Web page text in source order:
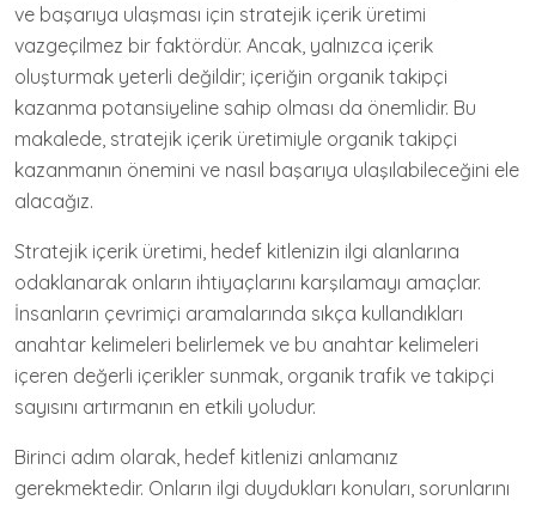
ve başarıya ulaşması için stratejik içerik üretimi
vazgeçilmez bir faktördür. Ancak, yalnızca içerik
oluşturmak yeterli değildir; içeriğin organik takipçi
kazanma potansiyeline sahip olması da önemlidir. Bu
makalede, stratejik içerik üretimiyle organik takipçi
kazanmanın önemini ve nasıl başarıya ulaşılabileceğini ele
alacağız.
Stratejik içerik üretimi, hedef kitlenizin ilgi alanlarına
odaklanarak onların ihtiyaçlarını karşılamayı amaçlar.
İnsanların çevrimiçi aramalarında sıkça kullandıkları
anahtar kelimeleri belirlemek ve bu anahtar kelimeleri
içeren değerli içerikler sunmak, organik trafik ve takipçi
sayısını artırmanın en etkili yoludur.
Birinci adım olarak, hedef kitlenizi anlamanız
gerekmektedir. Onların ilgi duydukları konuları, sorunlarını